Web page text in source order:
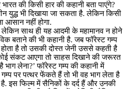
की किसी हार की कहानी बता पाएंगे?
युद्ध भी दिखाया जा सकता है. लेकिन किसी
आसान नहीं होगा.
साथ ही यह आदमी के महामानव न होने
बताने की भी कहानी है. जब फॉरेस्ट गम्प
होता है तो उसकी दोस्त जेनी उससे कहती है
संकट आएगा तो साहस दिखाने की जरूरत
भाग लेना?’ फॉरेस्ट गम्प की कहानी में
पर पत्थर फेंकते हैं तो भी वह भाग लेता है
है. इस फिल्म में सैनिकों के दर्द हैं और उनकी